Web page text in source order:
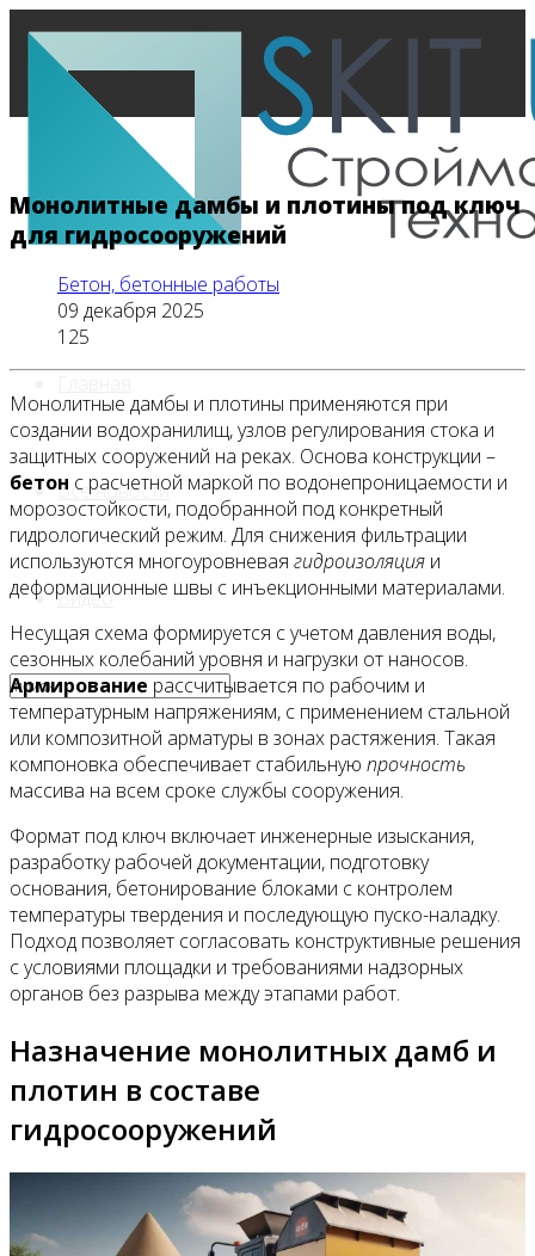
Все новости
Видео
Монолитные дамбы и плотины под ключ
для гидросооружений
Бетон, бетонные работы
09 декабря 2025
125
Монолитные дамбы и плотины применяются при
создании водохранилищ, узлов регулирования стока и
защитных сооружений на реках. Основа конструкции –
бетон с расчетной маркой по водонепроницаемости и
морозостойкости, подобранной под конкретный
гидрологический режим. Для снижения фильтрации
используются многоуровневая гидроизоляция и
деформационные швы с инъекционными материалами.
Несущая схема формируется с учетом давления воды,
сезонных колебаний уровня и нагрузки от наносов.
Армирование рассчитывается по рабочим и
температурным напряжениям, с применением стальной
или композитной арматуры в зонах растяжения. Такая
компоновка обеспечивает стабильную прочность
массива на всем сроке службы сооружения.
Формат под ключ включает инженерные изыскания,
разработку рабочей документации, подготовку
основания, бетонирование блоками с контролем
температуры твердения и последующую пуско-наладку.
Подход позволяет согласовать конструктивные решения
с условиями площадки и требованиями надзорных
органов без разрыва между этапами работ.
Назначение монолитных дамб и
плотин в составе
гидросооружений